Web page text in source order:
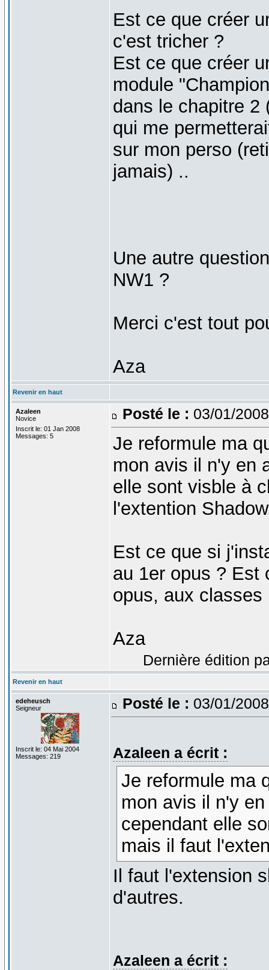
Est ce que créer
c'est tricher ?
Est ce que créer
module
dans le chapitre 2
qui me
sur mon perso
jamais) ..
Une autre
NW1 ?
Merci c'est tout
Aza
Revenir en haut
Azaleen
Novice
Inscrit le: 01 Jan 2008
Messages: 5
Posté le : 03/01/
Je reformule ma
mon avis il n'y en
elle sont visble à
l'extention
Est ce que si
au 1er opus ? Est
opus, aux classes
Aza
Dernière édition
Revenir en haut
edeheusch
Seigneur
Inscrit le: 04 Mai 2004
Messages: 219
Posté le : 03/01/
Azaleen a écrit :
Je reformule ma
mon avis il n'y
cependant elle
mais il faut
Il faut l'extension
d'autres.
Azaleen a écrit :